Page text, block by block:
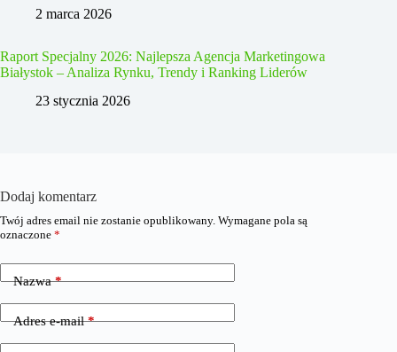
2 marca 2026
Raport Specjalny 2026: Najlepsza Agencja Marketingowa
Białystok – Analiza Rynku, Trendy i Ranking Liderów
23 stycznia 2026
Dodaj komentarz
Twój adres email nie zostanie opublikowany. Wymagane pola są
oznaczone *
Nazwa*
Adres e-mail*